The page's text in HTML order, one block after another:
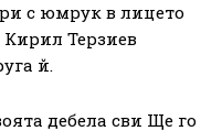
с юмрук в лицето
Терзиев
й.
дебела сви Ще го